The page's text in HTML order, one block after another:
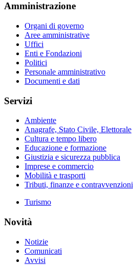
Amministrazione
Organi di governo
Aree amministrative
Uffici
Enti e Fondazioni
Politici
Personale amministrativo
Documenti e dati
Servizi
Ambiente
Anagrafe, Stato Civile, Elettorale
Cultura e tempo libero
Educazione e formazione
Giustizia e sicurezza pubblica
Imprese e commercio
Mobilità e trasporti
Tributi, finanze e contravvenzioni
Turismo
Novità
Notizie
Comunicati
Avvisi